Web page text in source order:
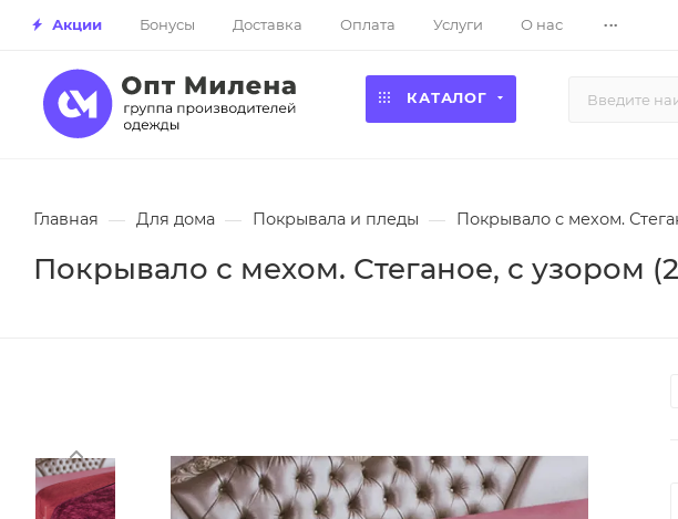
Акции Бонусы Доставка Оплата Услуги О нас ...
КАТАЛОГ
Главная — Для дома — Покрывала и пледы — Покрывало с мехом.
Покрывало с мехом. Стеганое, с узором